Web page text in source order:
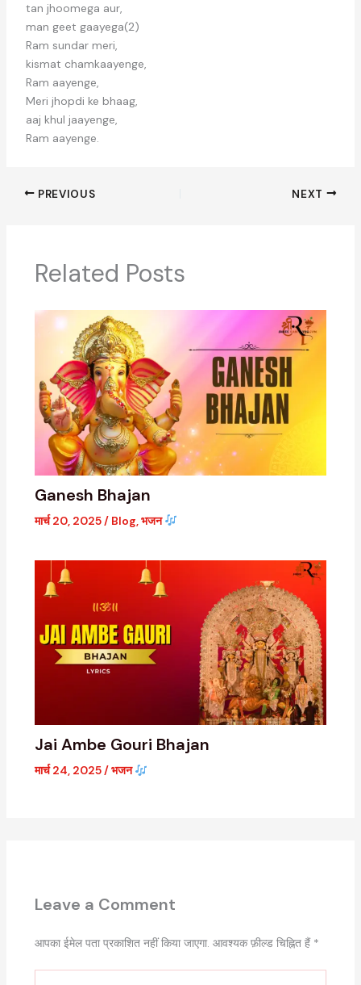
tan jhoomega aur,
man geet gaayega(2)
Ram sundar meri,
kismat chamkaayenge,
Ram aayenge,
Meri jhopdi ke bhaag,
aaj khul jaayenge,
Ram aayenge.
PREVIOUS NEXT
Related Posts
Ganesh Bhajan
मार्च 20, 2025/ Blog,भजन
Jai Ambe Gouri Bhajan
मार्च 24, 2025/भजन
Leave a Comment
आपका ईमेल पता प्रकाशित नहीं किया जाएगा. आवश्यक फ़ील्ड चिह्नित हैं *